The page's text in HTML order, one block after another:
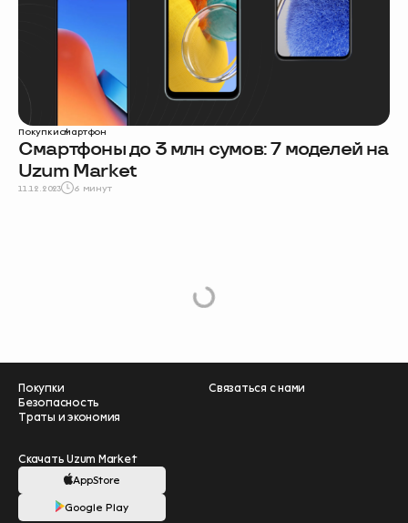
Покупкисмартфон
Смартфоны до 3 млн сумов: 7 моделей на
Uzum Market
11.12.2023 6 минут
L
o
a
d
M
or
e
Покупки
Безопасность
Траты и экономия
Связаться с нами
Скачать Uzum Market
AppStore
Google Play